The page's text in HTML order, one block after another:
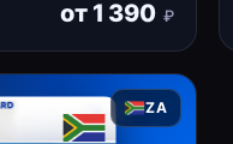
от 1 390 ₽
ZA